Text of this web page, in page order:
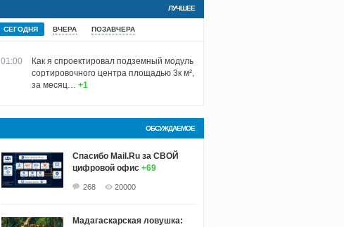
ЛУЧШЕЕ
СЕГОДНЯ ВЧЕРА ПОЗАВЧЕРА
01:00
Как я спроектировал подземный модуль
сортировочного центра площадью 3к м²,
за месяц… +1
ОБСУЖДАЕМОЕ
Спасибо Mail.Ru за СВОЙ
цифровой офис +69
268 20000
Мадагаскарская ловушка: